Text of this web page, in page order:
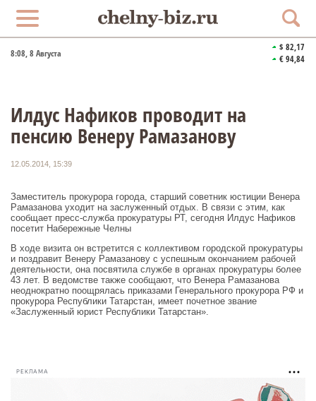
8:08, 8 Августа
$ 82,17
€ 94,84
Илдус Нафиков проводит на
пенсию Венеру Рамазанову
12.05.2014, 15:39
Заместитель прокурора города, старший советник юстиции Венера
Рамазанова уходит на заслуженный отдых. В связи с этим, как
сообщает пресс-служба прокуратуры РТ, сегодня Илдус Нафиков
посетит Набережные Челны
В ходе визита он встретится с коллективом городской прокуратуры
и поздравит Венеру Рамазанову с успешным окончанием рабочей
деятельности, она посвятила службе в органах прокуратуры более
43 лет. В ведомстве также сообщают, что Венера Рамазанова
неоднократно поощрялась приказами Генерального прокурора РФ и
прокурора Республики Татарстан, имеет почетное звание
«Заслуженный юрист Республики Татарстан».
РЕКЛАМА